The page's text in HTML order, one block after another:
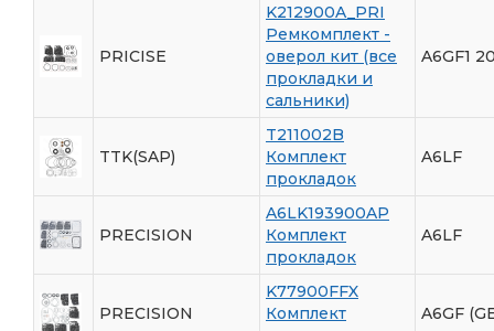
PRICISE
K212900A_PRI
Ремкомплект -
оверол кит (все
прокладки и
сальники)
A6GF1
TTK(SAP)
T211002B
Комплект
прокладок
A6LF
PRECISION
A6LK193900AP
Комплект
прокладок
A6LF
PRECISION
K77900FFX
Комплект
A6GF